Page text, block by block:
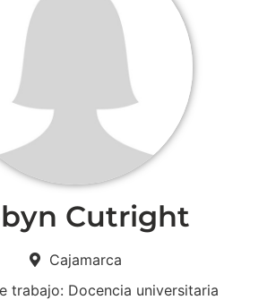
Cutright
Cajamarca
trabajo: Docencia universitaria